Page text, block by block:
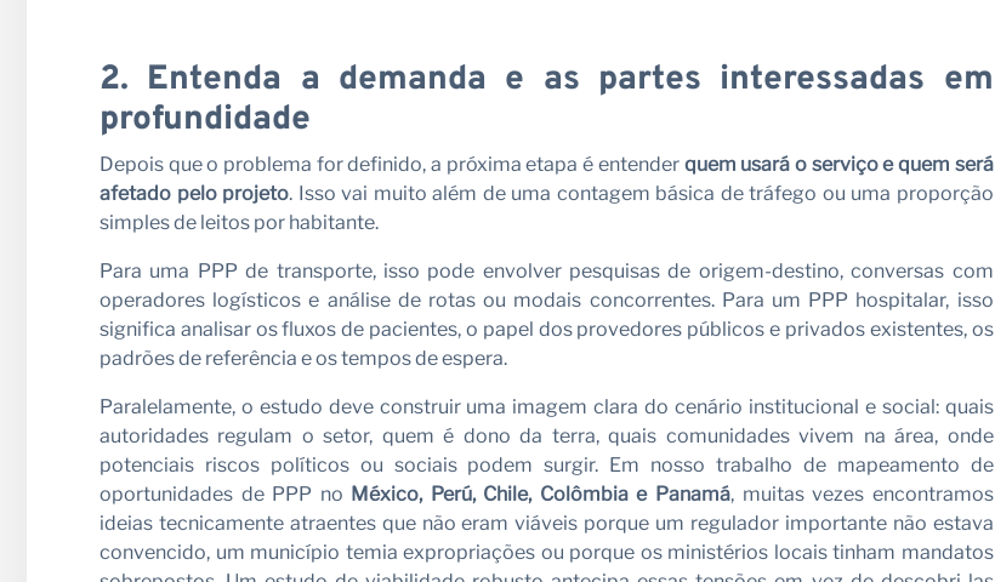
2. Entenda a demanda e as partes interessadas em
profundidade
Depois que o problema for definido, a próxima etapa é entender quem usará o serviço e quem será
afetado pelo projeto. Isso vai muito além de uma contagem básica de tráfego ou uma proporção
simples de leitos por habitante.
Para uma PPP de transporte, isso pode envolver pesquisas de origem-destino, conversas com
operadores logísticos e análise de rotas ou modais concorrentes. Para um PPP hospitalar, isso
significa analisar os fluxos de pacientes, o papel dos provedores públicos e privados existentes, os
padrões de referência e os tempos de espera.
Paralelamente, o estudo deve construir uma imagem clara do cenário institucional e social: quais
autoridades regulam o setor, quem é dono da terra, quais comunidades vivem na área, onde
potenciais riscos políticos ou sociais podem surgir. Em nosso trabalho de mapeamento de
oportunidades de PPP no México, Perú, Chile, Colômbia e Panamá, muitas vezes encontramos
ideias tecnicamente atraentes que não eram viáveis porque um regulador importante não estava
convencido, um município temia expropriações ou porque os ministérios locais tinham mandatos